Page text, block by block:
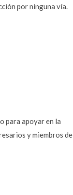
por ninguna vía.
para apoyar en la
y miembros de